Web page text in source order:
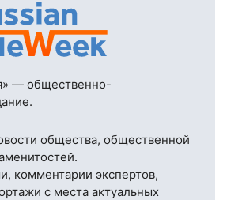
— общественно-
общества, общественной
комментарии экспертов,
с места актуальных